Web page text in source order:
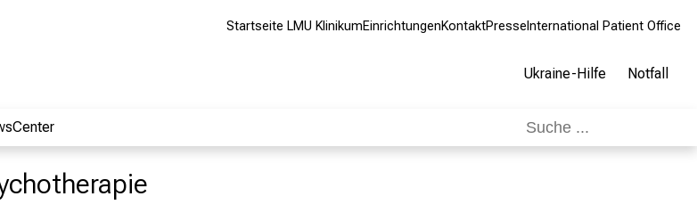
Startseite LMU KlinikumEinrichtungenKontaktPresse International Patient Office
Ukraine-Hilfe Notfall